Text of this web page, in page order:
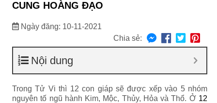
CUNG HOÀNG ĐẠO
Ngày đăng: 10-11-2021
Chia sẻ:
Nội dung
Trong Tử Vi thì 12 con giáp sẽ được xếp vào 5 nhóm
nguyên tố ngũ hành Kim, Mộc, Thủy, Hỏa và Thổ. Ở 12